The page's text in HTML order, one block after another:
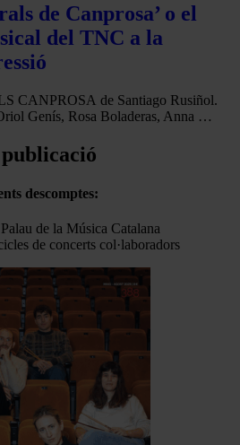
de Canprosa’ o el
del TNC a la
CANPROSA de Santiago Rusiñol.
Genís, Rosa Boladeras, Anna …
descomptes:
de la Música Catalana
de concerts col·laboradors